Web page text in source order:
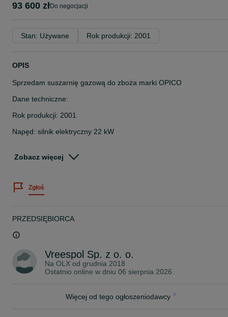
93 600 zł do negocjacji
Stan: Używane Rok produkcji: 2001
OPIS
Sprzedam suszarnię gazową do zboża marki OPICO
Dane techniczne:
Rok produkcji: 2001
Napęd: silnik elektryczny 22 kW
Suszarnia sprawna, solidna konstrukcja, ekonomiczna w
Możliwość obejrzenia na miejscu.
Zobacz więcej
Zgłoś
PRZEDSIĘBIORCA
Vreespol Sp. z o. o.
Na OLX od grudnia 2018
Ostatnio online w dniu 06 sierpnia 2026
Więcej od tego ogłoszeniodawcy